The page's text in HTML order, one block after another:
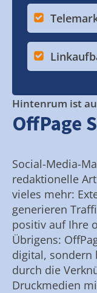
Hintenrum ist
OffPage
Social-Media-
redaktionelle
vieles mehr:
generieren
positiv auf Ihre
Übrigens:
digital, sondern
durch die
Druckmedien